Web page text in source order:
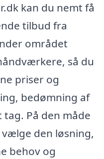
kan du nemt få
tilbud fra
området
så du
priser og
bedømning af
På den måde
den løsning,
behov og